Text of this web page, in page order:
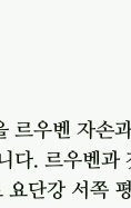
우벤 자손
. 르우벤과
단강 서쪽